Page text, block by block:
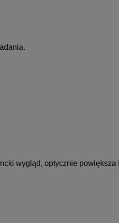
wygląd, optycznie powiększa